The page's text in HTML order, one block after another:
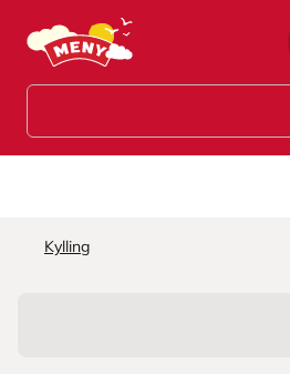
Hopp til hovedinnhold
Kylling